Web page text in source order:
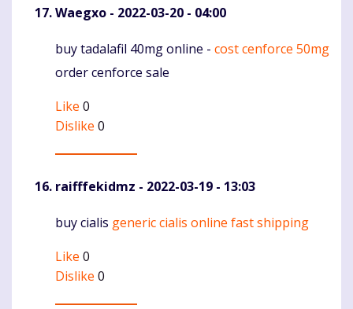
Waegxo - 2022-03-20 - 04:00
Komentaras
buy tadalafil 40mg online - cost cenforce 50mg
order cenforce sale
Like 0
Dislike 0
raifffekidmz - 2022-03-19 - 13:03
Komentaras
buy cialis generic cialis online fast shipping
Like 0
Dislike 0